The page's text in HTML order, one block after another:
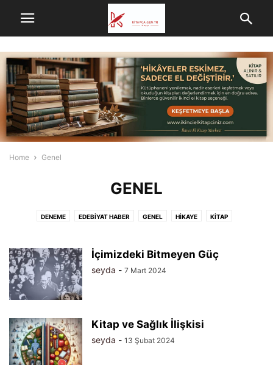
Home Genel
GENEL
DENEME EDEBIYAT HABER GENEL HIKAYE KITAP
İçimizdeki Bitmeyen Güç
seyda - 7 Mart 2024
Kitap ve Sağlık İlişkisi
seyda - 13 Şubat 2024